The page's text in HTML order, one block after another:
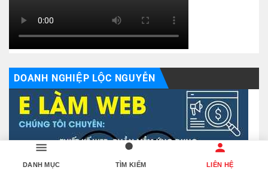
DOANH NGHIỆP LỘC NGUYỄN
DANH MỤC TÌM KIẾM LIÊN HỆ